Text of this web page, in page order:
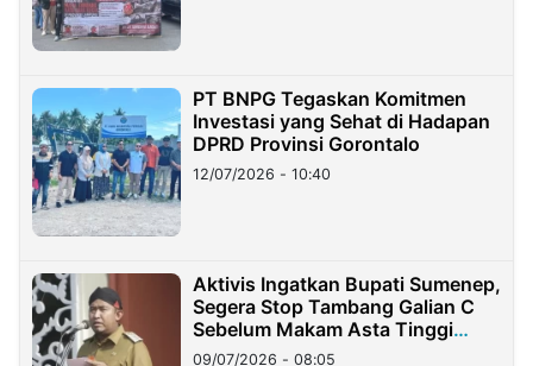
PT BNPG Tegaskan Komitmen
Investasi yang Sehat di Hadapan
DPRD Provinsi Gorontalo
12/07/2026 - 10:40
Aktivis Ingatkan Bupati Sumenep,
Segera Stop Tambang Galian C
Sebelum Makam Asta Tinggi
Longsor
09/07/2026 - 08:05